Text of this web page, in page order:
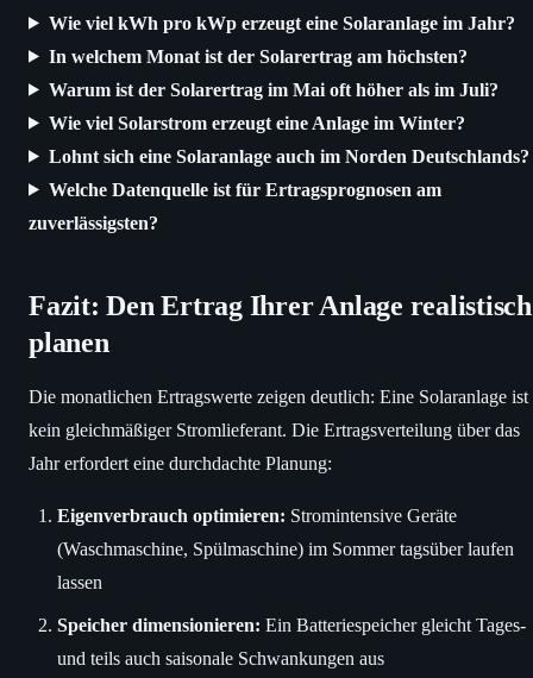
Wie viel kWh pro kWp erzeugt eine Solaranlage im Jahr?
In welchem Monat ist der Solarertrag am höchsten?
Warum ist der Solarertrag im Mai oft höher als im Juli?
Wie viel Solarstrom erzeugt eine Anlage im Winter?
Lohnt sich eine Solaranlage auch im Norden Deutschlands?
Welche Datenquelle ist für Ertragsprognosen am
zuverlässigsten?
Fazit: Den Ertrag Ihrer Anlage realistisch
planen
Die monatlichen Ertragswerte zeigen deutlich: Eine Solaranlage ist
kein gleichmäßiger Stromlieferant. Die Ertragsverteilung über das
Jahr erfordert eine durchdachte Planung:
Eigenverbrauch optimieren: Stromintensive Geräte
(Waschmaschine, Spülmaschine) im Sommer tagsüber laufen
lassen
Speicher dimensionieren: Ein Batteriespeicher gleicht Tages-
und teils auch saisonale Schwankungen aus